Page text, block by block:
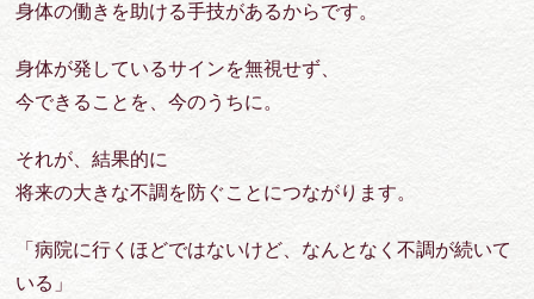
身体の働きを助ける手技があるからです。
身体が発しているサインを無視せず、
今できることを、今のうちに。
それが、結果的に
将来の大きな不調を防ぐことにつながります。
「病院に行くほどではないけど、なんとなく不調が続いて
いる」